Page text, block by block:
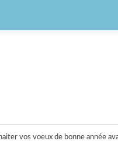
vos voeux de bonne année